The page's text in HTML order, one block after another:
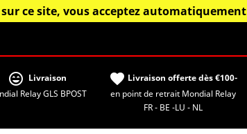
ce site, vous acceptez
sentiment_very_satisfied Livraison
Relay GLS BPOST
favorite Livraison offerte dès €100-
en point de retrait Mondial Relay
FR - BE -LU - NL